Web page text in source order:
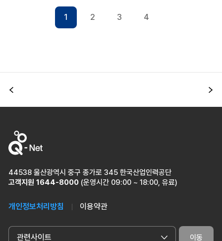
1 2 3 4
이전
44538 울산광역시 중구 종가로 345 한국산업인력공단
고객지원 1644-8000 (운영시간 09:00 ~ 18:00, 유료)
개인정보처리방침 이용약관
관련사이트 이동